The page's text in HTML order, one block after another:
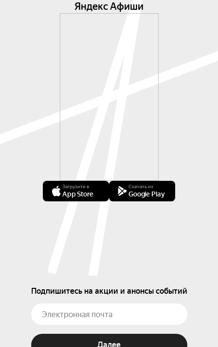
Яндекс Афиши
Загрузите в
App Store
Скачать из
Google Play
Подпишитесь на акции и анонсы событий
Далее